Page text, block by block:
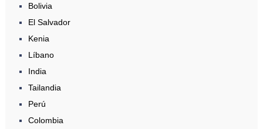
Bolivia
El Salvador
Kenia
Líbano
India
Tailandia
Perú
Colombia